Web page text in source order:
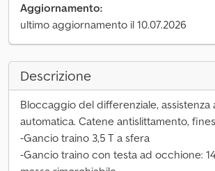
Aggiornamento:
ultimo aggiornamento il 10.07.2026
Descrizione
Bloccaggio del differenziale, assistenza
automatica. Catene antislittamento,
-Gancio traino 3,5 T a sfera
-Gancio traino con testa ad occhione: